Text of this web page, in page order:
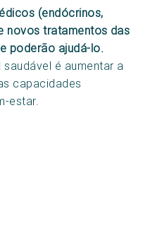
(endócrinos,
novos tratamentos das
poderão ajudá-lo.
é aumentar a
capacidades
estar.